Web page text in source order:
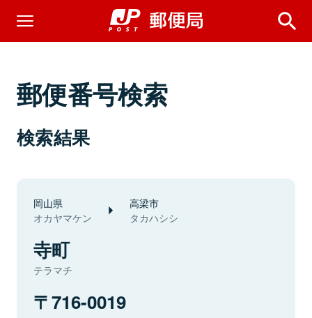
郵便番号検索
検索結果
岡山県
オカヤマケン
高梁市
タカハシシ
寺町
テラマチ
716-0019